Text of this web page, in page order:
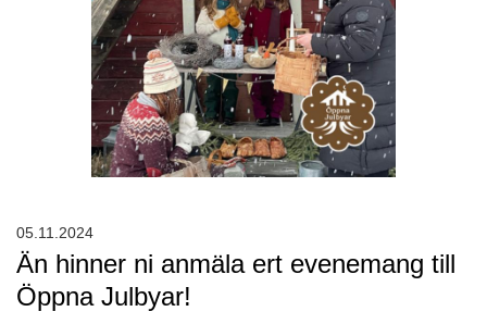
Än hinner ni anmäla ert evenemang till
Öppna Julbyar!
05.11.2024